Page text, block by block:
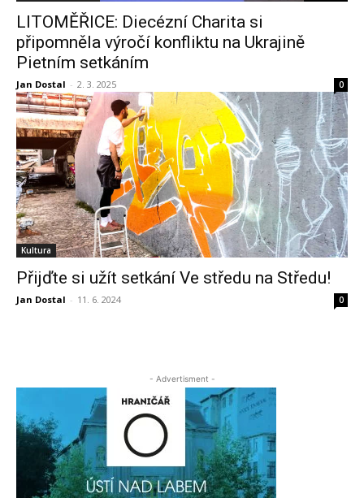
LITOMĚŘICE: Diecézní Charita si
připomněla výročí konfliktu na Ukrajině
Pietním setkáním
Jan Dostal - 2. 3. 2025 0
Kultura
Přijďte si užít setkání Ve středu na Středu!
Jan Dostal - 11. 6. 2024 0
- Advertisment -